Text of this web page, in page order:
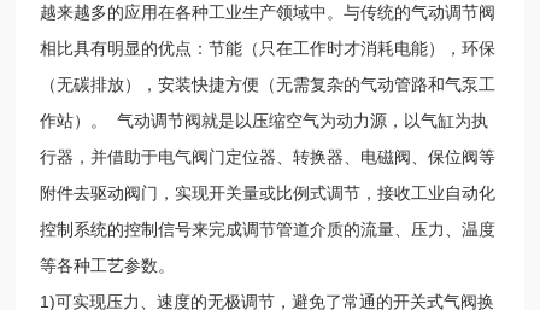
越来越多的应用在各种工业生产领域中。与传统的气动调节阀
相比具有明显的优点：节能（只在工作时才消耗电能），环保
（无碳排放），安装快捷方便（无需复杂的气动管路和气泵工
作站）。 气动调节阀就是以压缩空气为动力源，以气缸为执
行器，并借助于电气阀门定位器、转换器、电磁阀、保位阀等
附件去驱动阀门，实现开关量或比例式调节，接收工业自动化
控制系统的控制信号来完成调节管道介质的流量、压力、温度
等各种工艺参数。
1)可实现压力、速度的无极调节，避免了常通的开关式气阀换